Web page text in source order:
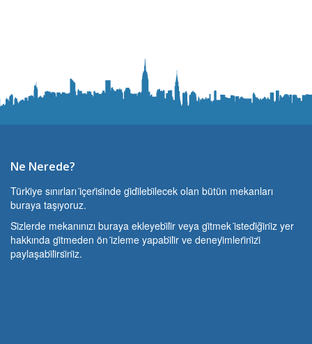
Ne Nerede?
Türki̇ye sınırları i̇çeri̇si̇nde gi̇di̇lebi̇lecek olan bütün mekanları
buraya taşıyoruz.
Si̇zlerde mekanınızı buraya ekleyebi̇li̇r veya gi̇tmek i̇stedi̇ği̇ni̇z yer
hakkında gi̇tmeden ön i̇zleme yapabi̇li̇r ve deneyi̇mleri̇ni̇zi̇
paylaşabi̇li̇rsi̇ni̇z.